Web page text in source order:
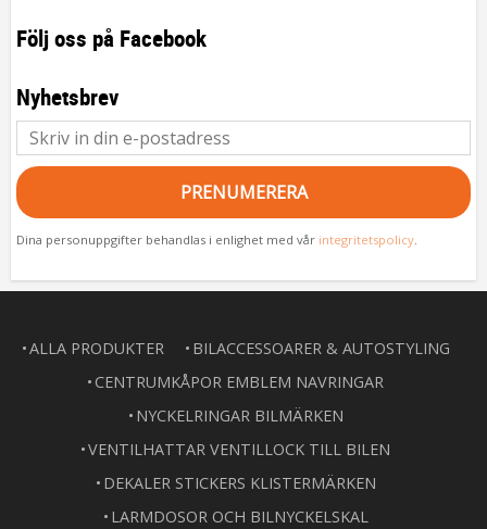
Följ oss på Facebook
Nyhetsbrev
PRENUMERERA
Dina personuppgifter behandlas i enlighet med vår integritetspolicy.
ALLA PRODUKTER
BILACCESSOARER & AUTOSTYLING
CENTRUMKÅPOR EMBLEM NAVRINGAR
NYCKELRINGAR BILMÄRKEN
VENTILHATTAR VENTILLOCK TILL BILEN
DEKALER STICKERS KLISTERMÄRKEN
LARMDOSOR OCH BILNYCKELSKAL